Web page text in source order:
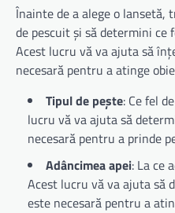
Înainte de a alege o lansetă,
de pescuit și să determini ce
Acest lucru vă va ajuta să
necesară pentru a atinge
Tipul de pește: Ce fel
lucru vă va ajuta să
necesară pentru a prinde
Adâncimea apei: La ce
Acest lucru vă va ajuta să
este necesară pentru a